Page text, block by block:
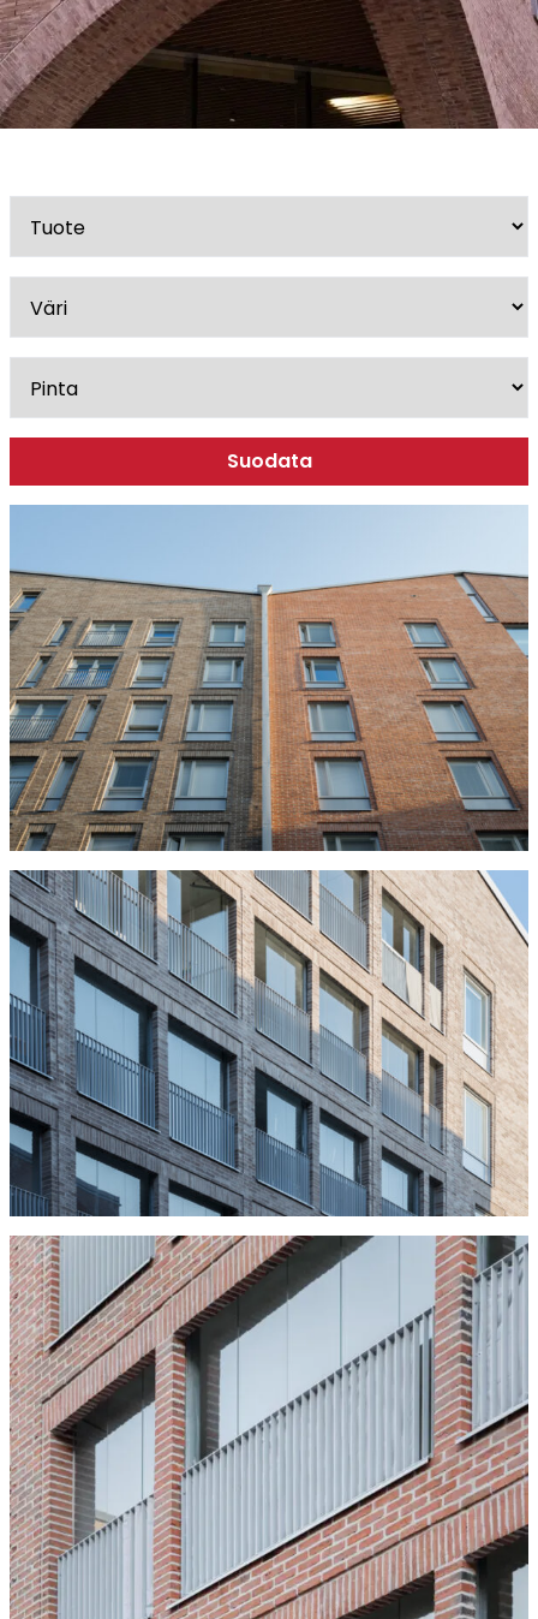
Esitteet, hinnastot ja ohjeet
Tiileri lasku
Kotikäynti
Julkisivutiilet
Tiililaatat
Tiilimuurauskannakejärjestelmät
Vastuullisuus
Tiilityökalu
Tulisijatarvikkeet
Kamiinat ja kevyet tulisijat
Grillit ja pihakeittiöt
Tiilet
Laastit
Kiukaat ja kiuaskivet
Outlet
Käyttöehdot
Yhteystiedot
Suodata